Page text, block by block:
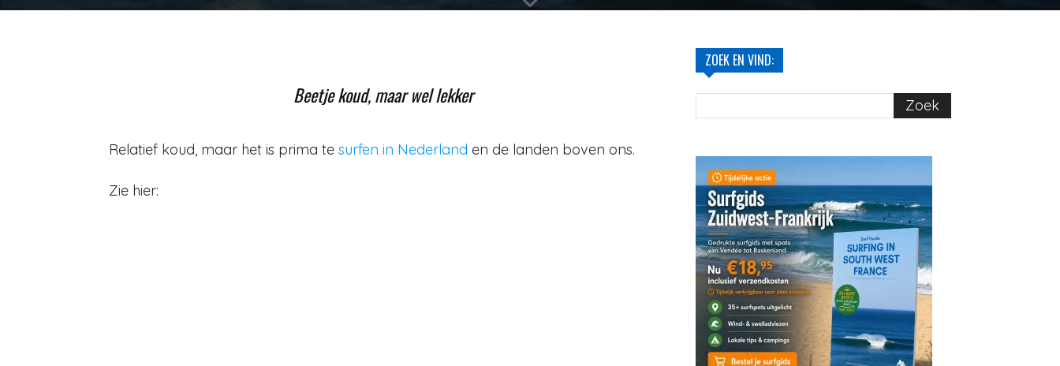
Beetje koud, maar wel lekker
Relatief koud, maar het is prima te surfen in Nederland en de landen boven ons.
Zie hier:
ZOEK EN VIND: